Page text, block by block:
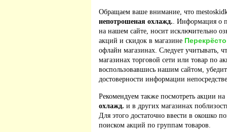
Обращаем ваше внимание, что
непотрошеная охлажд.. Информация о
на нашем сайте, носит исключительно
акций и скидок в магазине
офлайн магазинах. Следует учитывать,
магазинах торговой сети или товар по
воспользовавшись нашим сайтом,
достоверности информации
Рекомендуем также посмотреть акции
охлажд. и в других магазинах
Для этого достаточно ввести в окошко
поиском акций по группам товаров.